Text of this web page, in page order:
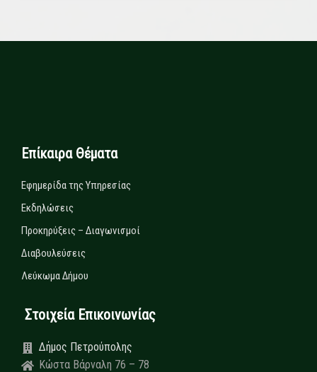
Επίκαιρα Θέματα
Εφημερίδα της Υπηρεσίας
Εκδηλώσεις
Προκηρύξεις – Διαγωνισμοί
Διαβουλεύσεις
Λεύκωμα Δήμου
Στοιχεία Επικοινωνίας
Δήμος Πετρούπολης
Κώστα Βάρναλη 76 – 78